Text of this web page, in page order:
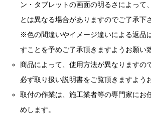
ン・タブレットの画面の明るさによって
とは異なる場合がありますのでご了承下
※色の間違いやイメージ違いによる返品
すことを予めご了承頂きますようお願い
商品によって、使用方法が異なりますの
必ず取り扱い説明書をご覧頂きますよう
取付の作業は、施工業者等の専門家にお
めします。